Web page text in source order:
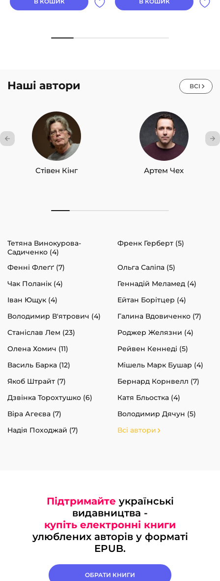
Наші автори ВСІ
Стівен Кінг Артем Чех
Тетяна Винокурова-
Садиченко (4)
Френк Герберт (5)
Фенні Флеґґ (7)
Ольга Саліпа (5)
Чак Поланік (4)
Геннадій Меламед (4)
Іван Ющук (4)
Ейтан Борітцер (4)
Володимир В'ятрович (4)
Галина Вдовиченко (7)
Станіслав Лем (23)
Роджер Желязни (4)
Олена Хомич (11)
Рейвен Кеннеді (5)
Василь Барка (12)
Мішель Марк Бушар (4)
Якоб Штрайт (7)
Бернард Корнвелл (7)
Дзвінка Торохтушко (6)
Катя Бльостка (4)
Віра Агеєва (7)
Володимир Дячун (5)
Надія Походжай (7)
Всі автори
Підтримайте українські
видавництва -
купіть електронні книги
улюблених авторів у форматі
EPUB.
ОБРАТИ КНИГИ